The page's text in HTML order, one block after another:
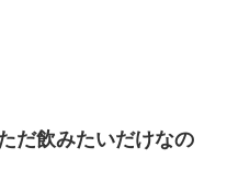
のに、見て見ぬふりの親を
妹が弟の子を妊娠したらし
連絡がきた…｜生活｜ワロ
だ飲みたいだけなの